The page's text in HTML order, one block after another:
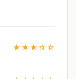
★★★☆☆